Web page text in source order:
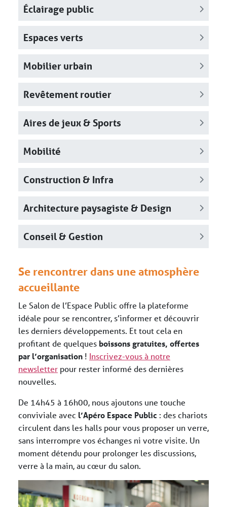
Éclairage public
Espaces verts
Mobilier urbain
Revêtement routier
Aires de jeux & Sports
Mobilité
Construction & Infra
Architecture paysagiste & Design
Conseil & Gestion
Se rencontrer dans une atmosphère
accueillante
Le Salon de l’Espace Public offre la plateforme
idéale pour se rencontrer, s’informer et découvrir
les derniers développements. Et tout cela en
profitant de quelques boissons gratuites, offertes
par l’organisation ! Inscrivez-vous à notre
newsletter pour rester informé des dernières
nouvelles.
De 14h45 à 16h00, nous ajoutons une touche
conviviale avec l’Apéro Espace Public : des chariots
circulent dans les halls pour vous proposer un verre,
sans interrompre vos échanges ni votre visite. Un
moment détendu pour prolonger les discussions,
verre à la main, au cœur du salon.